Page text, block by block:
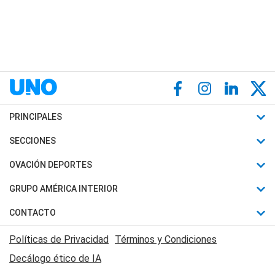
PRINCIPALES
Últimas Noticias
Política
Judiciales
Economia
SECCIONES
Horóscopo
Motores
Trucos caseros
Series y Películas
Edictos y Solicitadas
OVACIÓN DEPORTES
Fútbol
Mundial
Automovilismo
Rugby
GRUPO AMÉRICA INTERIOR
Canal 7 en Vivo
CONTACTO
Acerca de Nosotros
Contactanos
Políticas de Privacidad Términos y Condiciones
Decálogo ético de IA